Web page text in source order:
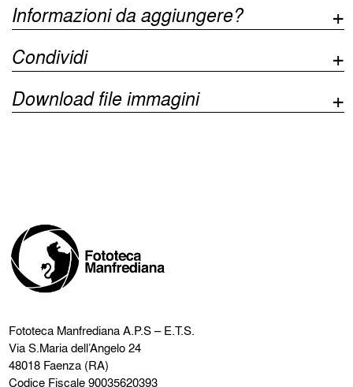
Informazioni da aggiungere?
Condividi
Download file immagini
Fototeca ManfredianaA.P.S – E.T.S.
Via S.Maria dell’Angelo 24
48018 Faenza (RA)
Codice Fiscale 90035620393